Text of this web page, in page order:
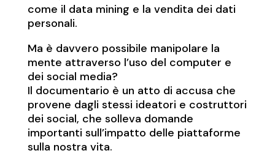
come il data mining e la vendita dei dati
personali.
Ma è davvero possibile manipolare la
mente attraverso l’uso del computer e
dei social media?
Il documentario è un atto di accusa che
provene dagli stessi ideatori e costruttori
dei social, che solleva domande
importanti sull’impatto delle piattaforme
sulla nostra vita.